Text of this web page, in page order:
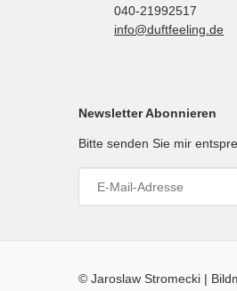
040-21992517
info@duftfeeling.de
Newsletter Abonnieren
Bitte senden Sie mir
© Jaroslaw Stromecki |